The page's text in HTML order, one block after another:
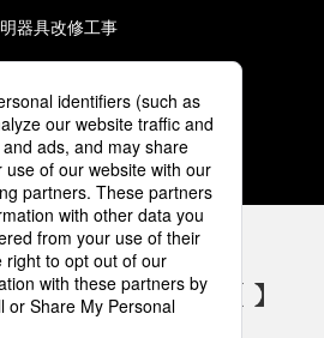
器具改修工事
3 4 5
電気設備 SNSアカウント